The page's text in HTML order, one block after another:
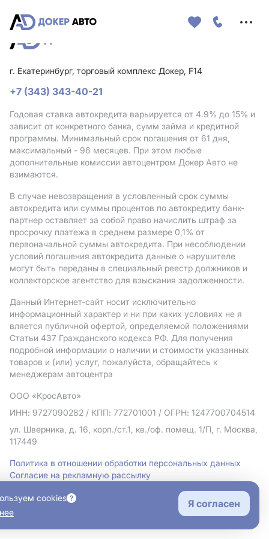
г. Екатеринбург, торговый комплекс Докер, F14
+7 (343) 343-40-21
Годовая ставка автокредита варьируется от 4.9% до 15% и
зависит от конкретного банка, сумм займа и кредитной
программы. Минимальный срок погашения от 61 дня,
максимальный - 96 месяцев. При этом любые
дополнительные комиссии автоцентром Докер Авто не
взимаются.
В случае невозвращения в условленный срок суммы
автокредита или суммы процентов по автокредиту банк-
партнер оставляет за собой право начислить штраф за
просрочку платежа в среднем размере 0,1% от
первоначальной суммы автокредита. При несоблюдении
условий погашения автокредита данные о нарушителе
могут быть переданы в специальный реестр должников и
коллекторское агентство для взыскания задолженности.
Данный Интернет-сайт носит исключительно
информационный характер и ни при каких условиях не я
вляется публичной офертой, определяемой положениями
Статьи 437 Гражданского кодекса РФ. Для получения
подробной информации о наличии и стоимости указанных
товаров и (или) услуг, пожалуйста, обращайтесь к
менеджерам автоцентра
ООО «КросАвто»
ИНН: 9727090282 / КПП: 772701001 / ОГРН: 1247700704514
ул. Шверника, д. 16, корп./ст.1, кв./оф. помещ. 1/П, г. Москва,
117449
Политика в отношении обработки персональных данных
Согласие на рекламную рассылку
cookies
Я согласен